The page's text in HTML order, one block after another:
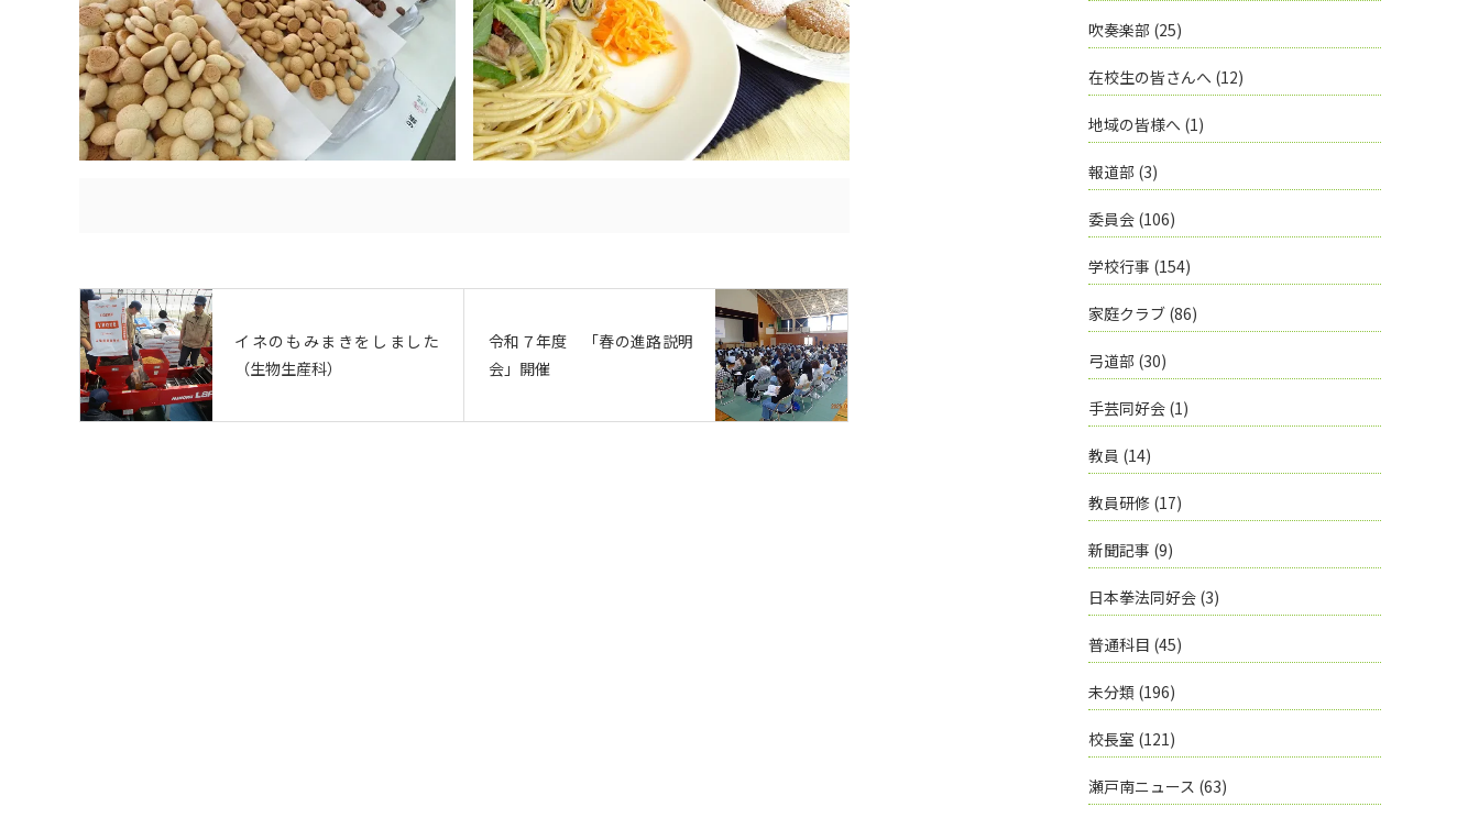
イネのもみまきをしました
（生物生産科）
令和７年度 「春の進路説明
会」開催
吹奏楽部 (25)
在校生の皆さんへ (12)
地域の皆様へ (1)
報道部 (3)
委員会 (106)
学校行事 (154)
家庭クラブ (86)
弓道部 (30)
手芸同好会 (1)
教員 (14)
教員研修 (17)
新聞記事 (9)
日本拳法同好会 (3)
普通科目 (45)
未分類 (196)
校長室 (121)
瀬戸南ニュース (63)